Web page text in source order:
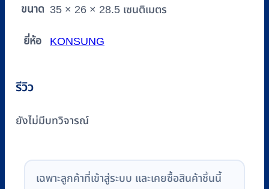
ขนาด 35 × 26 × 28.5 เซนติเมตร
ยี่ห้อ KONSUNG
รีวิว
ยังไม่มีบทวิจารณ์
เฉพาะลูกค้าที่เข้าสู่ระบบ และเคยซื้อสินค้าชิ้นนี้